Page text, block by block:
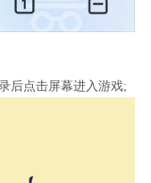
后点击屏幕进入游戏;